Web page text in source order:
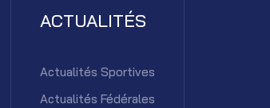
ACTUALITÉS
Actualités Sportives
Actualités Fédérales